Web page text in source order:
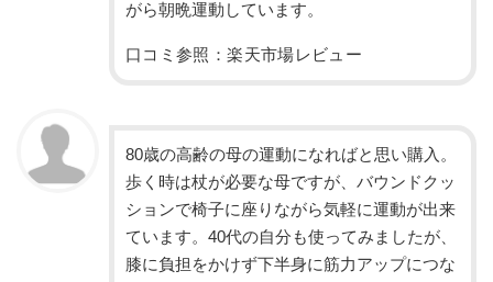
がら朝晩運動しています。
口コミ参照：楽天市場レビュー
80歳の高齢の母の運動になればと思い購入。
歩く時は杖が必要な母ですが、バウンドクッ
ションで椅子に座りながら気軽に運動が出来
ています。40代の自分も使ってみましたが、
膝に負担をかけず下半身に筋力アップにつな